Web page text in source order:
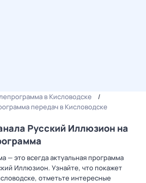
в Кисловодске
передач в Кисловодске
Русский Иллюзион на
— это всегда актуальная программа
Иллюзион. Узнайте, что покажет
отметьте интересные